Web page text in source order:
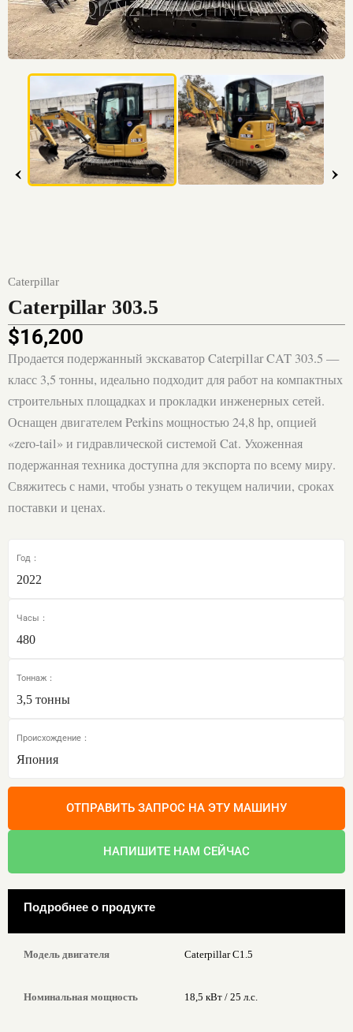
‹ ›
Caterpillar
Caterpillar 303.5
$16,200
Продается подержанный экскаватор Caterpillar CAT 303.5 —
класс 3,5 тонны, идеально подходит для работ на компактных
строительных площадках и прокладки инженерных сетей.
Оснащен двигателем Perkins мощностью 24,8 hp, опцией
«zero-tail» и гидравлической системой Cat. Ухоженная
подержанная техника доступна для экспорта по всему миру.
Свяжитесь с нами, чтобы узнать о текущем наличии, сроках
поставки и ценах.
Год：
2022
Часы：
480
Тоннаж：
3,5 тонны
Происхождение：
Япония
ОТПРАВИТЬ ЗАПРОС НА ЭТУ МАШИНУ
НАПИШИТЕ НАМ СЕЙЧАС
Подробнее о продукте
Модель двигателя Caterpillar C1.5
Номинальная мощность 18,5 кВт / 25 л.с.